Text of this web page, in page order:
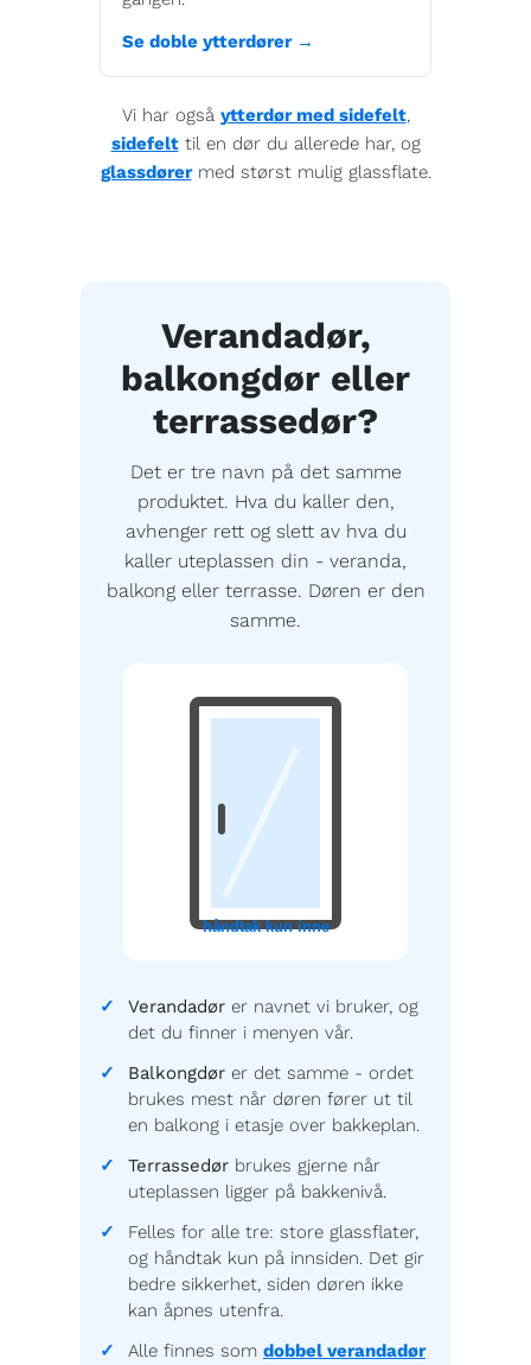
Se doble ytterdører →
Vi har også ytterdør med sidefelt,
sidefelttil en dør du allerede har, og
glassdørermed størst mulig glassflate.
Verandadør,
balkongdør eller
terrassedør?
Det er tre navn på det samme
produktet. Hva du kaller den,
avhenger rett og slett av hva du
kaller uteplassen din - veranda,
balkong eller terrasse. Døren er den
samme.
håndtak kun inne
Verandadør er navnet vi bruker, og
det du finner i menyen vår.
Balkongdør er det samme - ordet
brukes mest når døren fører ut til
en balkong i etasje over bakkeplan.
Terrassedør brukes gjerne når
uteplassen ligger på bakkenivå.
Felles for alle tre: store glassflater,
og håndtak kun på innsiden. Det gir
bedre sikkerhet, siden døren ikke
kan åpnes utenfra.
Alle finnes som dobbel verandadør